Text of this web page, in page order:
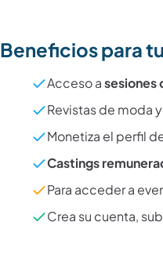
Beneficios para
Acceso asesiones
Revistas de moda
Monetiza el perfil
Castings
Para acceder a
Crea su cuenta,